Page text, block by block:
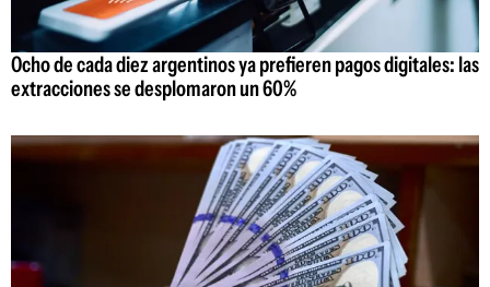
Ocho de cada diez argentinos ya prefieren pagos digitales: las
extracciones se desplomaron un 60%